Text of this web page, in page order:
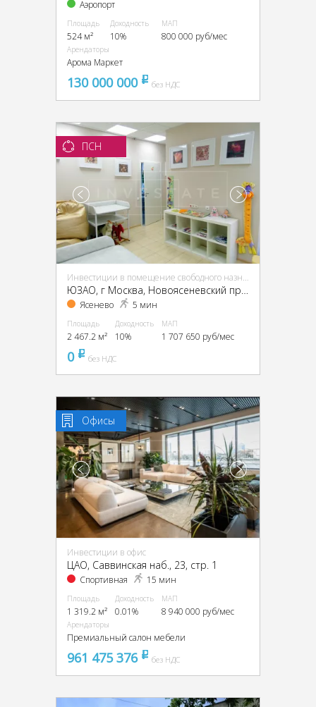
Аэропорт
Площадь
524 м²
Доходность
10%
МАП
800 000 руб/мес
Арендаторы
Арома Маркет
130 000 000 pуббез НДС
ПСН
Инвестиции в помещение свободного назначения (ПСН)
ЮЗАО, г Москва, Новоясеневский пр-т, 13, кор. 2
Ясенево 5 мин
Площадь
2 467.2 м²
Доходность
10%
МАП
1 707 650 руб/мес
0 pуббез НДС
Офисы
Инвестиции в офис
ЦАО, Саввинская наб., 23, стр. 1
Спортивная 15 мин
Площадь
1 319.2 м²
Доходность
0.01%
МАП
8 940 000 руб/мес
Арендаторы
Премиальный салон мебели
961 475 376 pуббез НДС